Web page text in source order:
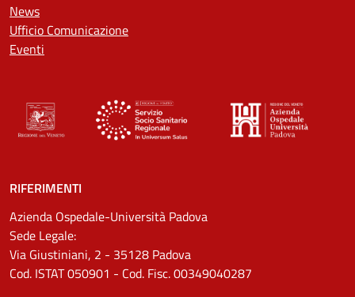
News
Ufficio Comunicazione
Eventi
RIFERIMENTI
Azienda Ospedale-Università Padova
Sede Legale:
Via Giustiniani, 2 - 35128 Padova
Cod. ISTAT 050901 - Cod. Fisc. 00349040287